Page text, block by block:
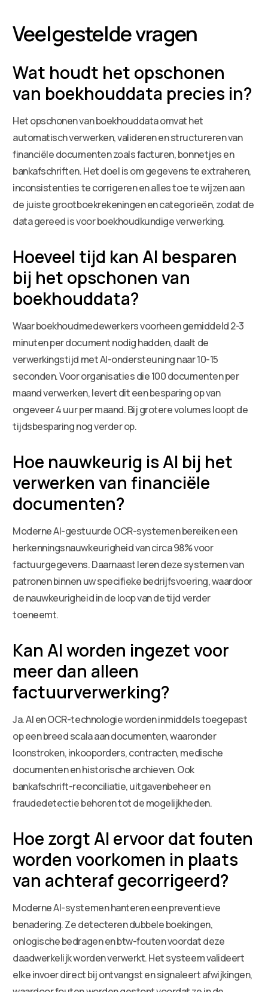
Veelgestelde vragen
Wat houdt het opschonen
van boekhouddata precies in?
Het opschonen van boekhouddata omvat het
automatisch verwerken, valideren en structureren van
financiële documenten zoals facturen, bonnetjes en
bankafschriften. Het doel is om gegevens te extraheren,
inconsistenties te corrigeren en alles toe te wijzen aan
de juiste grootboekrekeningen en categorieën, zodat de
data gereed is voor boekhoudkundige verwerking.
Hoeveel tijd kan AI besparen
bij het opschonen van
boekhouddata?
Waar boekhoudmedewerkers voorheen gemiddeld 2-3
minuten per document nodig hadden, daalt de
verwerkingstijd met AI-ondersteuning naar 10-15
seconden. Voor organisaties die 100 documenten per
maand verwerken, levert dit een besparing op van
ongeveer 4 uur per maand. Bij grotere volumes loopt de
tijdsbesparing nog verder op.
Hoe nauwkeurig is AI bij het
verwerken van financiële
documenten?
Moderne AI-gestuurde OCR-systemen bereiken een
herkenningsnauwkeurigheid van circa 98% voor
factuurgegevens. Daarnaast leren deze systemen van
patronen binnen uw specifieke bedrijfsvoering, waardoor
de nauwkeurigheid in de loop van de tijd verder
toeneemt.
Kan AI worden ingezet voor
meer dan alleen
factuurverwerking?
Ja. AI en OCR-technologie worden inmiddels toegepast
op een breed scala aan documenten, waaronder
loonstroken, inkooporders, contracten, medische
documenten en historische archieven. Ook
bankafschrift-reconciliatie, uitgavenbeheer en
fraudedetectie behoren tot de mogelijkheden.
Hoe zorgt AI ervoor dat fouten
worden voorkomen in plaats
van achteraf gecorrigeerd?
Moderne AI-systemen hanteren een preventieve
benadering. Ze detecteren dubbele boekingen,
onlogische bedragen en btw-fouten voordat deze
daadwerkelijk worden verwerkt. Het systeem valideert
elke invoer direct bij ontvangst en signaleert afwijkingen,